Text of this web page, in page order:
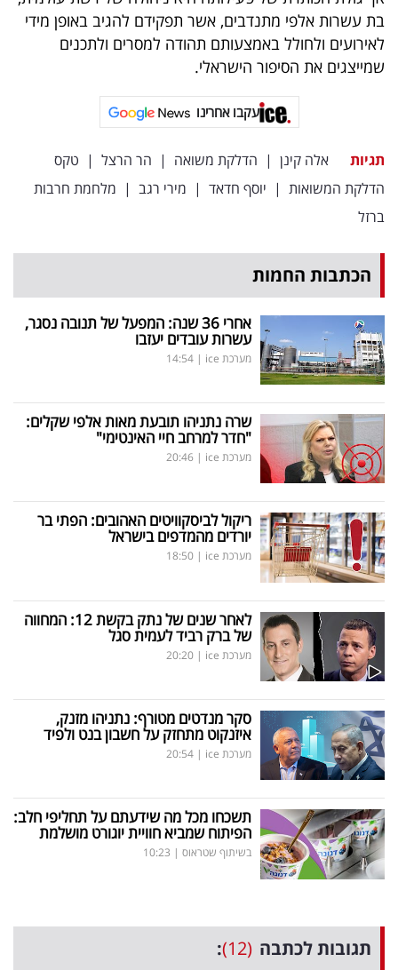
בת עשרות אלפי מתנדבים, אשר תפקידם להגיב באופן מידי
לאירועים ולחולל באמצעותם תהודה למסרים ולתכנים
שמייצגים את הסיפור הישראלי.
עקבו אחרינו
תגיות אלה קינן | הדלקת משואה | הר הרצל | טקס
הדלקת המשואות | יוסף חדאד | מירי רגב | מלחמת חרבות
ברזל
הכתבות החמות
אחרי 36 שנה: המפעל של תנובה נסגר,
עשרות עובדים יעזבו
מערכת ice |
14:54
שרה נתניהו תובעת מאות אלפי שקלים:
"חדר למרחב חיי האינטימי"
מערכת ice |
20:46
ריקול לביסקוויטים האהובים: הפתי בר
יורדים מהמדפים בישראל
מערכת ice |
18:50
לאחר שנים של נתק בקשת 12: המחווה
של ברק רביד לעמית סגל
מערכת ice |
20:20
סקר מנדטים מטורף: נתניהו מזנק,
איזנקוט מתחזק על חשבון בנט ולפיד
מערכת ice |
20:54
תשכחו מכל מה שידעתם על תחליפי חלב:
הפיתוח שמביא חוויית יוגורט מושלמת
בשיתוף שטראוס |
10:23
תגובות לכתבה (12)
: